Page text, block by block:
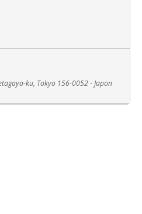
ku, Tokyo 156-0052 - Japon